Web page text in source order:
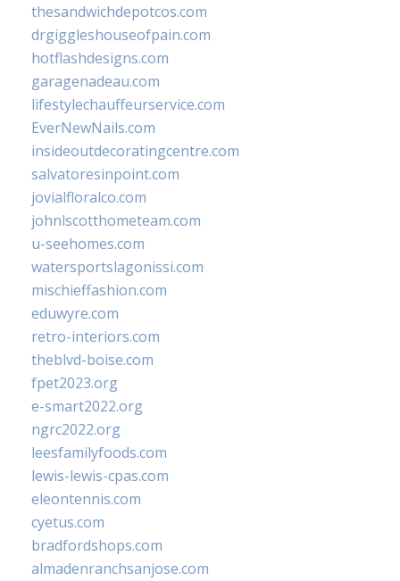
thesandwichdepotcos.com
drgiggleshouseofpain.com
hotflashdesigns.com
garagenadeau.com
lifestylechauffeurservice.com
EverNewNails.com
insideoutdecoratingcentre.com
salvatoresinpoint.com
jovialfloralco.com
johnlscotthometeam.com
u-seehomes.com
watersportslagonissi.com
mischieffashion.com
eduwyre.com
retro-interiors.com
theblvd-boise.com
fpet2023.org
e-smart2022.org
ngrc2022.org
leesfamilyfoods.com
lewis-lewis-cpas.com
eleontennis.com
cyetus.com
bradfordshops.com
almadenranchsanjose.com